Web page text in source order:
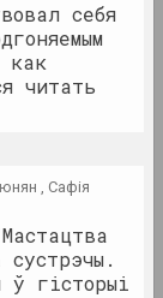
паэт,
себя
как
читать
, Сафія
сустрэчы.
ў гісторыі